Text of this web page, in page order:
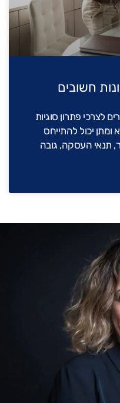
חשובים
לצרכי פתרון סוגיות
יכול להתייחס
תנאי העסקה, גובה